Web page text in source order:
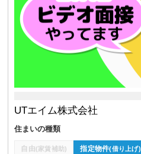
UTエイム株式会社
住まいの種類
自由(家賃補助) 指定物件(借り上げ)